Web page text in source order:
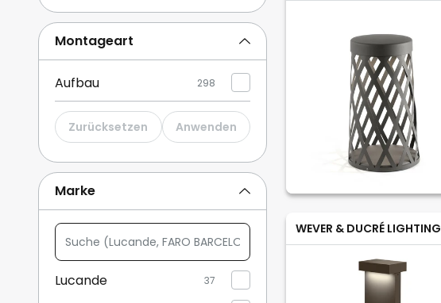
WEVER & DUCRÉ LIGHTING
Montageart
Aufbau 298
Zurücksetzen Anwenden
Marke
Suche
(Lucande,
FARO
Lucande 37